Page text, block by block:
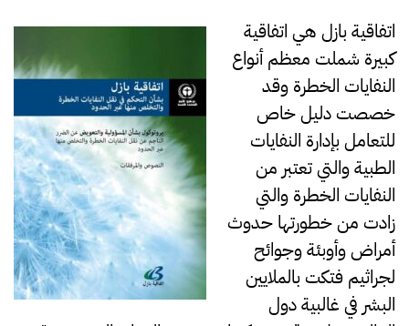
اتفاقية بازل هي اتفاقية
كبيرة شملت معظم أنواع
النفايات الخطرة وقد
خصصت دليل خاص
للتعامل بإدارة النفايات
الطبية والتي تعتبر من
النفايات الخطرة والتي
زادت من خطورتها حدوث
أمراض وأوبئة وجوائح
لجراثيم فتكت بالملايين
البشر في غالبية دول